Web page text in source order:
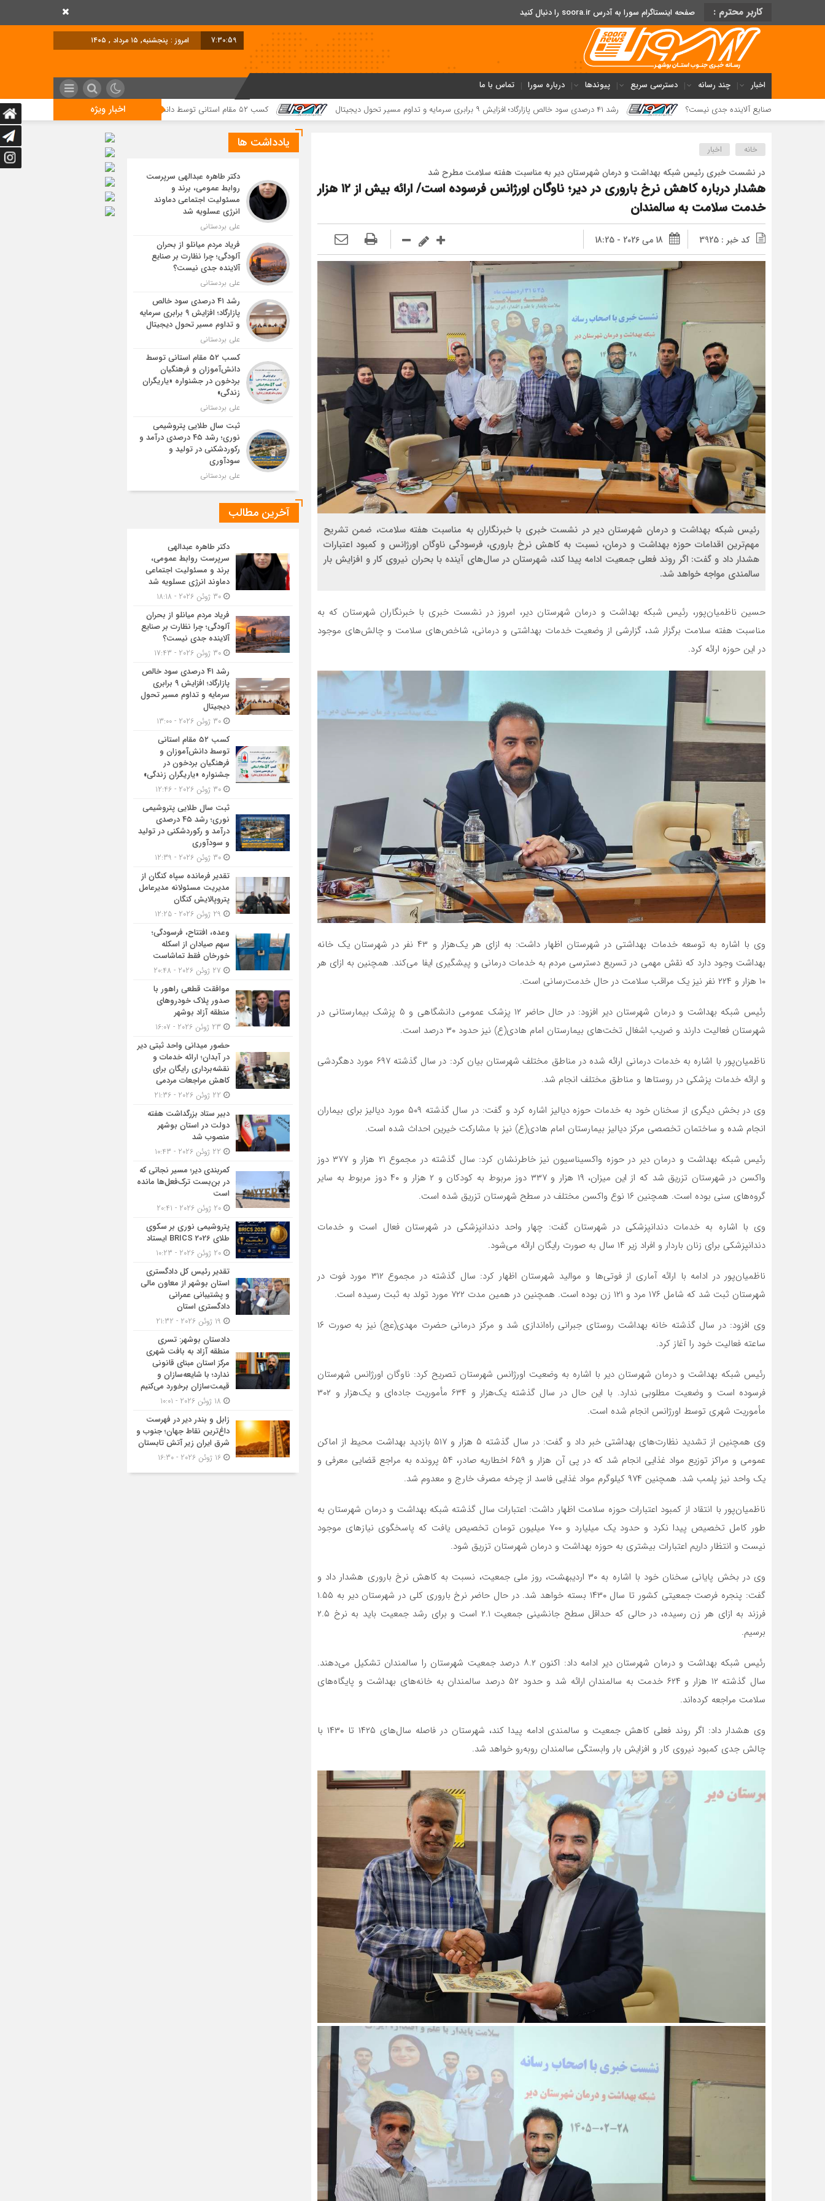
کاربر محترم : صفحه اینستاگرام سورا به آدرس soora.ir را دنبال کنید
7:31:00 امروز : پنجشنبه, ۱۵ مرداد , ۱۴۰۵
اخبار چند رسانه دسترسی سریع پیوندها درباره سورا تماس با ما
اخبار ویژه رشد ۴۱ درصدی سود خالص پازارگاد؛ افزایش ۹ برابری سرمایه و تداوم مسیر تحول دیجیتال کسب ۵۲ مقام استانی توسط دانش‌آموزان و فرهنگیان بردخون در جشنواره «یاریگران زندگی»
خانه اخبار
در نشست خبری رئیس شبکه بهداشت و درمان شهرستان دیر به مناسبت هفته سلامت مطرح شد
هشدار درباره کاهش نرخ باروری در دیر؛ ناوگان اورژانس فرسوده است/ ارائه بیش از ۱۲ هزار
خدمت سلامت به سالمندان
کد خبر : 3925 18 می 2026 - 18:25
رئیس شبکه بهداشت و درمان شهرستان دیر در نشست خبری با خبرنگاران به مناسبت هفته سلامت، ضمن تشریح
مهم‌ترین اقدامات حوزه بهداشت و درمان، نسبت به کاهش نرخ باروری، فرسودگی ناوگان اورژانس و کمبود اعتبارات
هشدار داد و گفت: اگر روند فعلی جمعیت ادامه پیدا کند، شهرستان در سال‌های آینده با بحران نیروی کار و افزایش بار
سالمندی مواجه خواهد شد.
حسین ناظمیان‌پور، رئیس شبکه بهداشت و درمان شهرستان دیر، امروز در نشست خبری با خبرنگاران شهرستان که به
مناسبت هفته سلامت برگزار شد، گزارشی از وضعیت خدمات بهداشتی و درمانی، شاخص‌های سلامت و چالش‌های موجود
در این حوزه ارائه کرد.
وی با اشاره به توسعه خدمات بهداشتی در شهرستان اظهار داشت: به ازای هر یک‌هزار و ۴۳ نفر در شهرستان یک خانه
بهداشت وجود دارد که نقش مهمی در تسریع دسترسی مردم به خدمات درمانی و پیشگیری ایفا می‌کند. همچنین به ازای هر
۱۰ هزار و ۲۲۴ نفر نیز یک مراقب سلامت در حال خدمت‌رسانی است.
رئیس شبکه بهداشت و درمان شهرستان دیر افزود: در حال حاضر ۱۲ پزشک عمومی دانشگاهی و ۵ پزشک بیمارستانی در
شهرستان فعالیت دارند و ضریب اشغال تخت‌های بیمارستان امام هادی(ع) نیز حدود ۳۰ درصد است.
ناظمیان‌پور با اشاره به خدمات درمانی ارائه شده در مناطق مختلف شهرستان بیان کرد: در سال گذشته ۶۹۷ مورد دهگردشی
و ارائه خدمات پزشکی در روستاها و مناطق مختلف انجام شد.
وی در بخش دیگری از سخنان خود به خدمات حوزه دیالیز اشاره کرد و گفت: در سال گذشته ۵۰۹ مورد دیالیز برای بیماران
انجام شده و ساختمان تخصصی مرکز دیالیز بیمارستان امام هادی(ع) نیز با مشارکت خیرین احداث شده است.
رئیس شبکه بهداشت و درمان دیر در حوزه واکسیناسیون نیز خاطرنشان کرد: سال گذشته در مجموع ۲۱ هزار و ۳۷۷ دوز
واکسن در شهرستان تزریق شد که از این میزان، ۱۹ هزار و ۳۳۷ دوز مربوط به کودکان و ۲ هزار و ۴۰ دوز مربوط به سایر
گروه‌های سنی بوده است. همچنین ۱۶ نوع واکسن مختلف در سطح شهرستان تزریق شده است.
وی با اشاره به خدمات دندانپزشکی در شهرستان گفت: چهار واحد دندانپزشکی در شهرستان فعال است و خدمات
دندانپزشکی برای زنان باردار و افراد زیر ۱۴ سال به صورت رایگان ارائه می‌شود.
ناظمیان‌پور در ادامه با ارائه آماری از فوتی‌ها و موالید شهرستان اظهار کرد: سال گذشته در مجموع ۳۱۲ مورد فوت در
شهرستان ثبت شد که شامل ۱۷۶ مرد و ۱۲۱ زن بوده است. همچنین در همین مدت ۷۲۲ مورد تولد به ثبت رسیده است.
وی افزود: در سال گذشته خانه بهداشت روستای جبرانی راه‌اندازی شد و مرکز درمانی حضرت مهدی(عج) نیز به صورت ۱۶
ساعته فعالیت خود را آغاز کرد.
رئیس شبکه بهداشت و درمان شهرستان دیر با اشاره به وضعیت اورژانس شهرستان تصریح کرد: ناوگان اورژانس شهرستان
فرسوده است و وضعیت مطلوبی ندارد. با این حال در سال گذشته یک‌هزار و ۶۳۴ مأموریت جاده‌ای و یک‌هزار و ۳۰۲
مأموریت شهری توسط اورژانس انجام شده است.
وی همچنین از تشدید نظارت‌های بهداشتی خبر داد و گفت: در سال گذشته ۵ هزار و ۵۱۷ بازدید بهداشت محیط از اماکن
عمومی و مراکز توزیع مواد غذایی انجام شد که در پی آن هزار و ۶۵۹ اخطاریه صادر، ۵۴ پرونده به مراجع قضایی معرفی و
یک واحد نیز پلمب شد. همچنین ۹۷۴ کیلوگرم مواد غذایی فاسد از چرخه مصرف خارج و معدوم شد.
ناظمیان‌پور با انتقاد از کمبود اعتبارات حوزه سلامت اظهار داشت: اعتبارات سال گذشته شبکه بهداشت و درمان شهرستان به
طور کامل تخصیص پیدا نکرد و حدود یک میلیارد و ۷۰۰ میلیون تومان تخصیص یافت که پاسخگوی نیازهای موجود
نیست و انتظار داریم اعتبارات بیشتری به حوزه بهداشت و درمان شهرستان تزریق شود.
وی در بخش پایانی سخنان خود با اشاره به ۳۰ اردیبهشت، روز ملی جمعیت، نسبت به کاهش نرخ باروری هشدار داد و
گفت: پنجره فرصت جمعیتی کشور تا سال ۱۴۳۰ بسته خواهد شد. در حال حاضر نرخ باروری کلی در شهرستان دیر به ۱.۵۵
فرزند به ازای هر زن رسیده، در حالی که حداقل سطح جانشینی جمعیت ۲.۱ است و برای رشد جمعیت باید به نرخ ۲.۵
برسیم.
رئیس شبکه بهداشت و درمان شهرستان دیر ادامه داد: اکنون ۸.۲ درصد جمعیت شهرستان را سالمندان تشکیل می‌دهند.
سال گذشته ۱۲ هزار و ۶۲۴ خدمت به سالمندان ارائه شد و حدود ۵۲ درصد سالمندان به خانه‌های بهداشت و پایگاه‌های
سلامت مراجعه کرده‌اند.
وی هشدار داد: اگر روند فعلی کاهش جمعیت و سالمندی ادامه پیدا کند، شهرستان در فاصله سال‌های ۱۴۲۵ تا ۱۴۳۰ با
چالش جدی کمبود نیروی کار و افزایش بار وابستگی سالمندان روبه‌رو خواهد شد.
یادداشت ها
دکتر طاهره عبدالهی سرپرست
روابط عمومی، برند و
مسئولیت اجتماعی دماوند
انرژی عسلویه شد
علی بردستانی
فریاد مردم میانلو از بحران
آلودگی؛ چرا نظارت بر صنایع
آلاینده جدی نیست؟
علی بردستانی
رشد ۴۱ درصدی سود خالص
پازارگاد؛ افزایش ۹ برابری سرمایه
و تداوم مسیر تحول دیجیتال
علی بردستانی
کسب ۵۲ مقام استانی توسط
دانش‌آموزان و فرهنگیان
بردخون در جشنواره «یاریگران
زندگی»
علی بردستانی
ثبت سال طلایی پتروشیمی
نوری؛ رشد ۴۵ درصدی درآمد و
رکوردشکنی در تولید و
سودآوری
علی بردستانی
آخرین مطالب
دکتر طاهره عبدالهی
سرپرست روابط عمومی،
برند و مسئولیت اجتماعی
دماوند انرژی عسلویه شد
فریاد مردم میانلو از بحران
آلودگی؛ چرا نظارت بر صنایع
آلاینده جدی نیست؟
رشد ۴۱ درصدی سود خالص
پازارگاد؛ افزایش ۹ برابری
سرمایه و تداوم مسیر تحول
دیجیتال
کسب ۵۲ مقام استانی
توسط دانش‌آموزان و
فرهنگیان بردخون در
جشنواره «یاریگران زندگی»
ثبت سال طلایی پتروشیمی
نوری؛ رشد ۴۵ درصدی
درآمد و رکوردشکنی در تولید
و سودآوری
تقدیر فرمانده سپاه کنگان از
مدیریت مسئولانه مدیرعامل
پتروپالایش کنگان
وعده، افتتاح، فرسودگی؛
سهم صیادان از اسکله
خورخان فقط تماشاست
موافقت قطعی راهور با
صدور پلاک خودروهای
منطقه آزاد بوشهر
حضور میدانی واحد ثبتی دیر
در آبدان؛ ارائه خدمات و
نقشه‌برداری رایگان برای
کاهش مراجعات مردمی
دبیر ستاد بزرگداشت هفته
دولت در استان بوشهر
منصوب شد
کمربندی دیر؛ مسیر نجاتی که
در بن‌بست ترک‌فعل‌ها مانده
است
پتروشیمی نوری بر سکوی
طلای BRICS 2026 ایستاد
تقدیر رئیس کل دادگستری
استان بوشهر از معاون مالی
و پشتیبانی عمرانی
دادگستری استان
دادستان بوشهر: تسری
منطقه آزاد به بافت شهری
مرکز استان مبنای قانونی
ندارد؛ با شایعه‌سازان و
قیمت‌سازان برخورد می‌کنیم
زابل و بندر دیر در فهرست
داغ‌ترین نقاط جهان؛ جنوب و
شرق ایران زیر آتش تابستان